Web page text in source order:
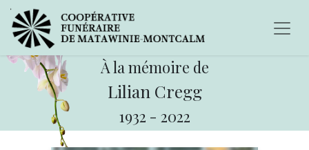
À la mémoire de
Lilian Cregg
1932 - 2022